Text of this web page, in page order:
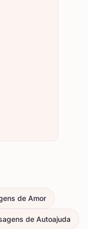
de Amor
de Autoajuda